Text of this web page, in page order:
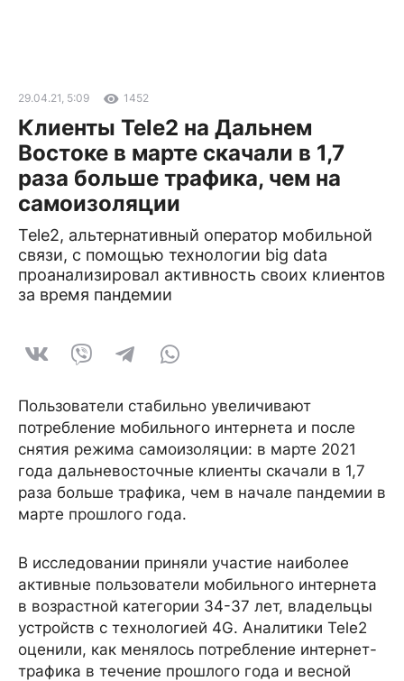
29.04.21, 5:09 1452
Клиенты Tele2 на Дальнем
Востоке в марте скачали в 1,7
раза больше трафика, чем на
самоизоляции
Tele2, альтернативный оператор мобильной
связи, с помощью технологии big data
проанализировал активность своих клиентов
за время пандемии
Пользователи стабильно увеличивают
потребление мобильного интернета и после
снятия режима самоизоляции: в марте 2021
года дальневосточные клиенты скачали в 1,7
раза больше трафика, чем в начале пандемии в
марте прошлого года.
В исследовании приняли участие наиболее
активные пользователи мобильного интернета
в возрастной категории 34-37 лет, владельцы
устройств с технологией 4G. Аналитики Tele2
оценили, как менялось потребление интернет-
трафика в течение прошлого года и весной